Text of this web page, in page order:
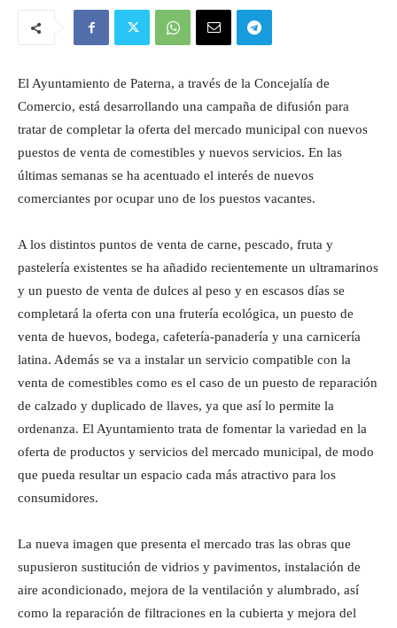
El Ayuntamiento de Paterna, a través de la Concejalía de
Comercio, está desarrollando una campaña de difusión para
tratar de completar la oferta del mercado municipal con nuevos
puestos de venta de comestibles y nuevos servicios. En las
últimas semanas se ha acentuado el interés de nuevos
comerciantes por ocupar uno de los puestos vacantes.
A los distintos puntos de venta de carne, pescado, fruta y
pastelería existentes se ha añadido recientemente un ultramarinos
y un puesto de venta de dulces al peso y en escasos días se
completará la oferta con una frutería ecológica, un puesto de
venta de huevos, bodega, cafetería-panadería y una carnicería
latina. Además se va a instalar un servicio compatible con la
venta de comestibles como es el caso de un puesto de reparación
de calzado y duplicado de llaves, ya que así lo permite la
ordenanza. El Ayuntamiento trata de fomentar la variedad en la
oferta de productos y servicios del mercado municipal, de modo
que pueda resultar un espacio cada más atractivo para los
consumidores.
La nueva imagen que presenta el mercado tras las obras que
supusieron sustitución de vidrios y pavimentos, instalación de
aire acondicionado, mejora de la ventilación y alumbrado, así
como la reparación de filtraciones en la cubierta y mejora del